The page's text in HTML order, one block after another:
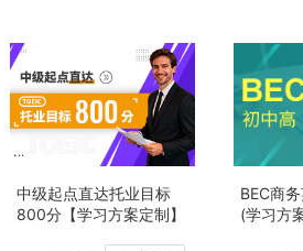
中级起点直达托业目标
800分【学习方案定制】
BEC商
(学习方